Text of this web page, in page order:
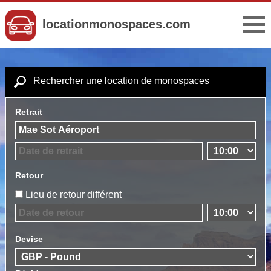
locationmonospaces.com
Rechercher une location de monospaces
Retrait
Retour
Lieu de retour différent
Devise